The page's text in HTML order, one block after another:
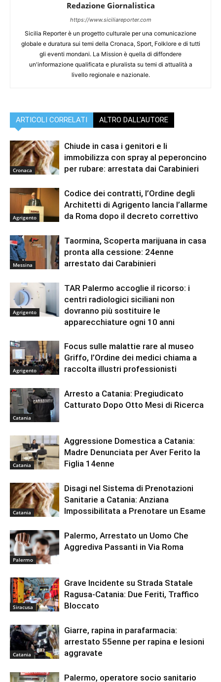
Redazione Giornalistica
https://www.siciliareporter.com
Sicilia Reporter è un progetto culturale per una comunicazione
globale e duratura sui temi della Cronaca, Sport, Folklore e di tutti
gli eventi mondani. La Mission è quella di diffondere
un'informazione qualificata e pluralista su temi di attualità a
livello regionale e nazionale.
ARTICOLI CORRELATI ALTRO DALL'AUTORE
Cronaca
Chiude in casa i genitori e li
immobilizza con spray al peperoncino
per rubare: arrestata dai Carabinieri
Agrigento
Codice dei contratti, l’Ordine degli
Architetti di Agrigento lancia l’allarme
da Roma dopo il decreto correttivo
Messina
Taormina, Scoperta marijuana in casa
pronta alla cessione: 24enne
arrestato dai Carabinieri
Agrigento
TAR Palermo accoglie il ricorso: i
centri radiologici siciliani non
dovranno più sostituire le
apparecchiature ogni 10 anni
Agrigento
Focus sulle malattie rare al museo
Griffo, l’Ordine dei medici chiama a
raccolta illustri professionisti
Catania
Arresto a Catania: Pregiudicato
Catturato Dopo Otto Mesi di Ricerca
Catania
Aggressione Domestica a Catania:
Madre Denunciata per Aver Ferito la
Figlia 14enne
Catania
Disagi nel Sistema di Prenotazioni
Sanitarie a Catania: Anziana
Impossibilitata a Prenotare un Esame
Palermo
Palermo, Arrestato un Uomo Che
Aggrediva Passanti in Via Roma
Siracusa
Grave Incidente su Strada Statale
Ragusa-Catania: Due Feriti, Traffico
Bloccato
Catania
Giarre, rapina in parafarmacia:
arrestato 55enne per rapina e lesioni
aggravate
Palermo, operatore socio sanitario